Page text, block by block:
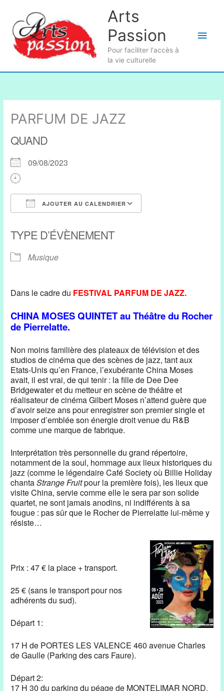
contenu
Arts
Passion
Pour faciliter l'accès à
la vie culturelle
PARFUM DE JAZZ
QUAND
09/08/2023
AJOUTER AU CALENDRIER
TYPE D’ÉVÈNEMENT
Musique
Dans le cadre du FESTIVAL PARFUM DE JAZZ.
CHINA MOSES QUINTET au Théâtre du Rocher
de Pierrelatte.
Non moins familière des plateaux de télévision et des
studios de cinéma que des scènes de jazz, tant aux
Etats-Unis qu’en France, l’exubérante China Moses
avait, il est vrai, de qui tenir : la fille de Dee Dee
Bridgewater et du metteur en scène de théâtre et
réalisateur de cinéma Gilbert Moses n’attend guère que
d’avoir seize ans pour enregistrer son premier single et
imposer d’emblée son énergie droit venue du R&B
comme une marque de fabrique.
Interprétation très personnelle du grand répertoire,
notamment de la soul, hommage aux lieux historiques du
jazz (comme le légendaire Café Society où Billie Holiday
chantaStrange Fruitpour la première fois), les lieux que
visite China, servie comme elle le sera par son solide
quartet, ne sont jamais anodins, ni indifférents à sa
fougue : pas sûr que le Rocher de Pierrelatte lui-même y
résiste…
Prix : 47 € la place + transport.
25 € (sans le transport pour nos
adhérents du sud).
Départ 1:
17 H de PORTES LES VALENCE 460 avenue Charles
de Gaulle (Parking des cars Faure).
Départ 2:
17 H 30 du parking du péage de MONTELIMAR NORD.